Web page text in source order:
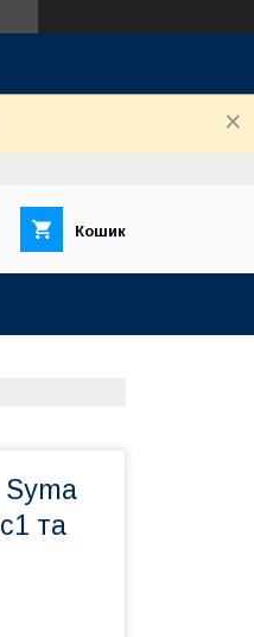
Кошик
Syma
та